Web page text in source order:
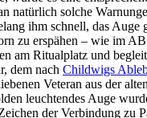
natürlich solche
ihm schnell, das Auge
zu erspähen – wie im
am Ritualplatz und
dem nach Childwigs
Veteran aus der
leuchtendes Auge
der Verbindung zu